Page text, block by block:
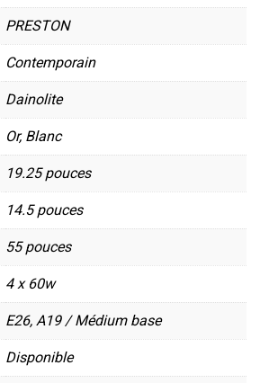
PRESTON
Contemporain
Dainolite
Or, Blanc
19.25 pouces
14.5 pouces
55 pouces
4 x 60w
E26, A19 / Médium base
Disponible